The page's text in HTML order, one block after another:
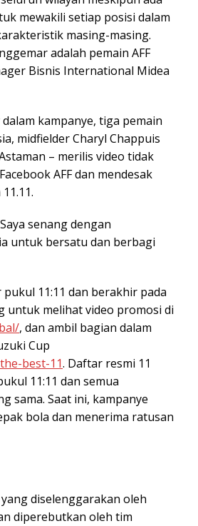
mewakili setiap posisi dalam
masing-masing.
adalah pemain AFF
Bisnis International Midea
kampanye, tiga pemain
midfielder Charyl Chappuis
– merilis video tidak
AFF dan mendesak
senang dengan
untuk bersatu dan berbagi
11:11 dan berakhir pada
untuk melihat video promosi di
, dan ambil bagian dalam
Cup
best-11. Daftar resmi 11
11:11 dan semua
sama. Saat ini, kampanye
bola dan menerima ratusan
diselenggarakan oleh
diperebutkan oleh tim